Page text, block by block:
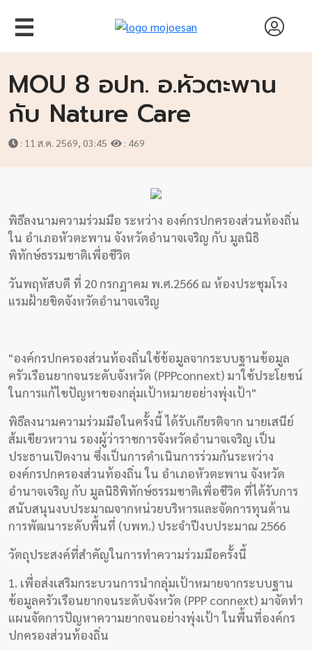
☰
หน้า
สัมภาษณ์
งาน
วิจัย
พอด
คาส
ต์
คลิป
เกี่ยว
กับ
เรา
MOU 8 อปท. อ.หัวตะพาน
กับ Nature Care
: 11 ส.ค. 2569, 03:45 : 469
พิธีลงนามความร่วมมือ ระหว่าง องค์กรปกครองส่วนท้องถิ่น
ใน อำเภอหัวตะพาน จังหวัดอำนาจเจริญ กับ มูลนิธิ
พิทักษ์ธรรมชาติเพื่อชีวิต
วันพฤหัสบดี ที่ 20 กรกฎาคม พ.ศ.2566 ณ ห้องประชุมโรง
แรมฝ้ายขิดจังหวัดอำนาจเจริญ
"องค์กรปกครองส่วนท้องถิ่นใช้ข้อมูลจากระบบฐานข้อมูล
ครัวเรือนยากจนระดับจังหวัด (PPPconnext) มาใช้ประโยชน์
ในการแก้ไขปัญหาของกลุ่มเป้าหมายอย่างพุ่งเป้า"
พิธีลงนามความร่วมมือในครั้งนี้ ได้รับเกียรติจาก นายเสนีย์
ส้มเขียวหวาน รองผู้ว่าราชการจังหวัดอำนาจเจริญ เป็น
ประธานเปิดงาน ซึ่งเป็นการดำเนินการร่วมกันระหว่าง
องค์กรปกครองส่วนท้องถิ่น ใน อำเภอหัวตะพาน จังหวัด
อำนาจเจริญ กับ มูลนิธิพิทักษ์ธรรมชาติเพื่อชีวิต ที่ได้รับการ
สนับสนุนงบประมาณจากหน่วยบริหารและจัดการทุนด้าน
การพัฒนาระดับพื้นที่ (บพท.) ประจำปีงบประมาณ 2566
วัตถุประสงค์ที่สำคัญในการทำความร่วมมือครั้งนี้
1. เพื่อส่งเสริมกระบวนการนำกลุ่มเป้าหมายจากระบบฐาน
ข้อมูลครัวเรือนยากจนระดับจังหวัด (PPP connext) มาจัดทำ
แผนจัดการปัญหาความยากจนอย่างพุ่งเป้า ในพื้นที่องค์กร
ปกครองส่วนท้องถิ่น